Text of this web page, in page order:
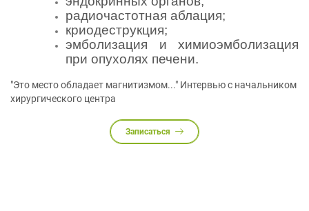
радиочастотная аблация;
криодеструкция;
эмболизация и химиоэмболизация
при опухолях печени.
"Это место обладает магнитизмом..." Интервью с начальником
хирургического центра
Записаться